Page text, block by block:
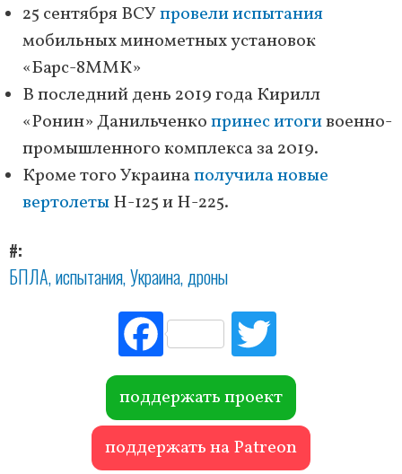
25 сентября ВСУпровели испытания
мобильных минометных установок
«Барс-8ММК»
В последний день 2019 года Кирилл
«Ронин» Данильченкопринес итогивоенно-
промышленного комплекса за 2019.
Кроме того Украинаполучила новые
вертолетыН-125 и Н-225.
#
БПЛА испытания Украина дроны
Fac
ebo
ok r
поддержать проект
поддержать на Patreon